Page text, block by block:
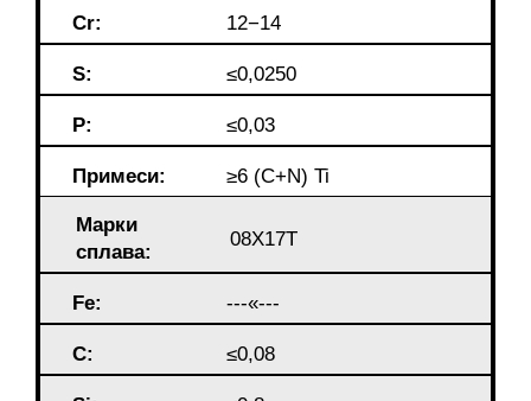
Cr: 12−14
S: ≤0,0250
P: ≤0,03
Примеси: ≥6 (C+N) Ti
Марки
сплава:
08Х17Т
Fe: ---«---
C: ≤0,08